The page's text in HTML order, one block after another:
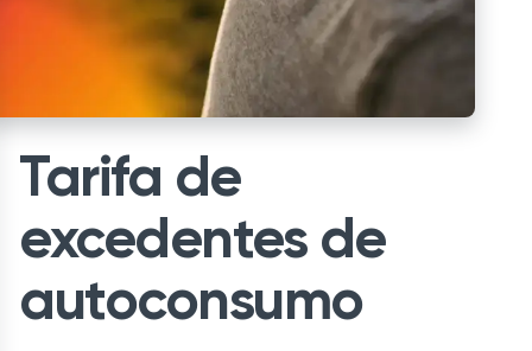
Tarifa de
excedentes de
autoconsumo